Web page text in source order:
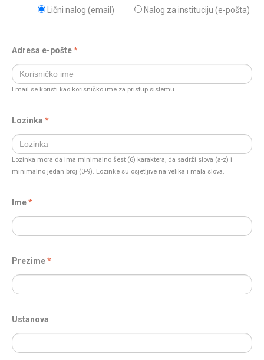
Lični nalog (email) Nalog za instituciju (e-pošta)
Adresa e-pošte
Email se koristi kao korisničko ime za pristup sistemu
Lozinka
Lozinka mora da ima minimalno šest (6) karaktera, da sadrži slova (a-z) i
minimalno jedan broj (0-9). Lozinke su osjetljive na velika i mala slova.
Ime
Prezime
Ustanova